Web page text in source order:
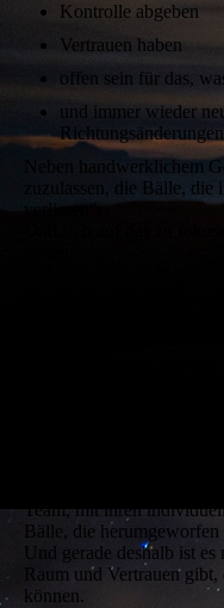
Kontrolle abgeben
Vertrauen haben
offen sein für das,
und immer wieder
Neben handwerklichem
zuzulassen, die Bälle,
verlieren".
Und sich auf das zu
Team, mit ihren
Bälle, die herumgeworfen
Und gerade deshalb ist es
Raum und Vertrauen
können.